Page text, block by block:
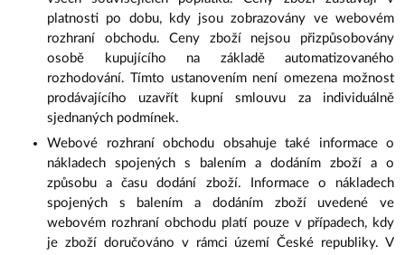
platnosti po dobu, kdy jsou zobrazovány ve webovém
rozhraní obchodu. Ceny zboží nejsou přizpůsobovány
osobě kupujícího na základě automatizovaného
rozhodování. Tímto ustanovením není omezena možnost
prodávajícího uzavřít kupní smlouvu za individuálně
sjednaných podmínek.
Webové rozhraní obchodu obsahuje také informace o
nákladech spojených s balením a dodáním zboží a o
způsobu a času dodání zboží. Informace o nákladech
spojených s balením a dodáním zboží uvedené ve
webovém rozhraní obchodu platí pouze v případech, kdy
je zboží doručováno v rámci území České republiky. V